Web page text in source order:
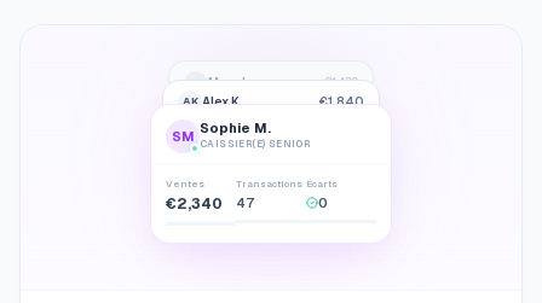
ML Marc L.
€1,420
AK Alex K. €1,840
SM Sophie M.
CAISSIER(E) SENIOR
Ventes
€2,340
Transactions
47
Écarts
0